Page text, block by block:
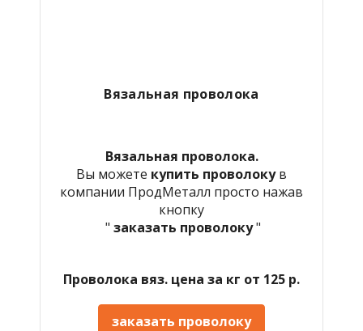
Вязальная проволока
Вязальная проволока.
Вы можете купить проволокув
компании ПродМеталл просто нажав
кнопку
" заказать проволоку"
Проволока вяз. цена за кг от 125 р.
заказать проволоку